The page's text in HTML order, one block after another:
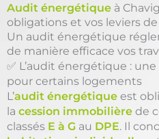
Audit énergétique à
obligations et vos leviers
Un audit énergétique
de manière efficace vos
✅ L’audit énergétique :
pour certains logements
L’audit énergétique est
la cession immobilière de
classés E à G au DPE. Il